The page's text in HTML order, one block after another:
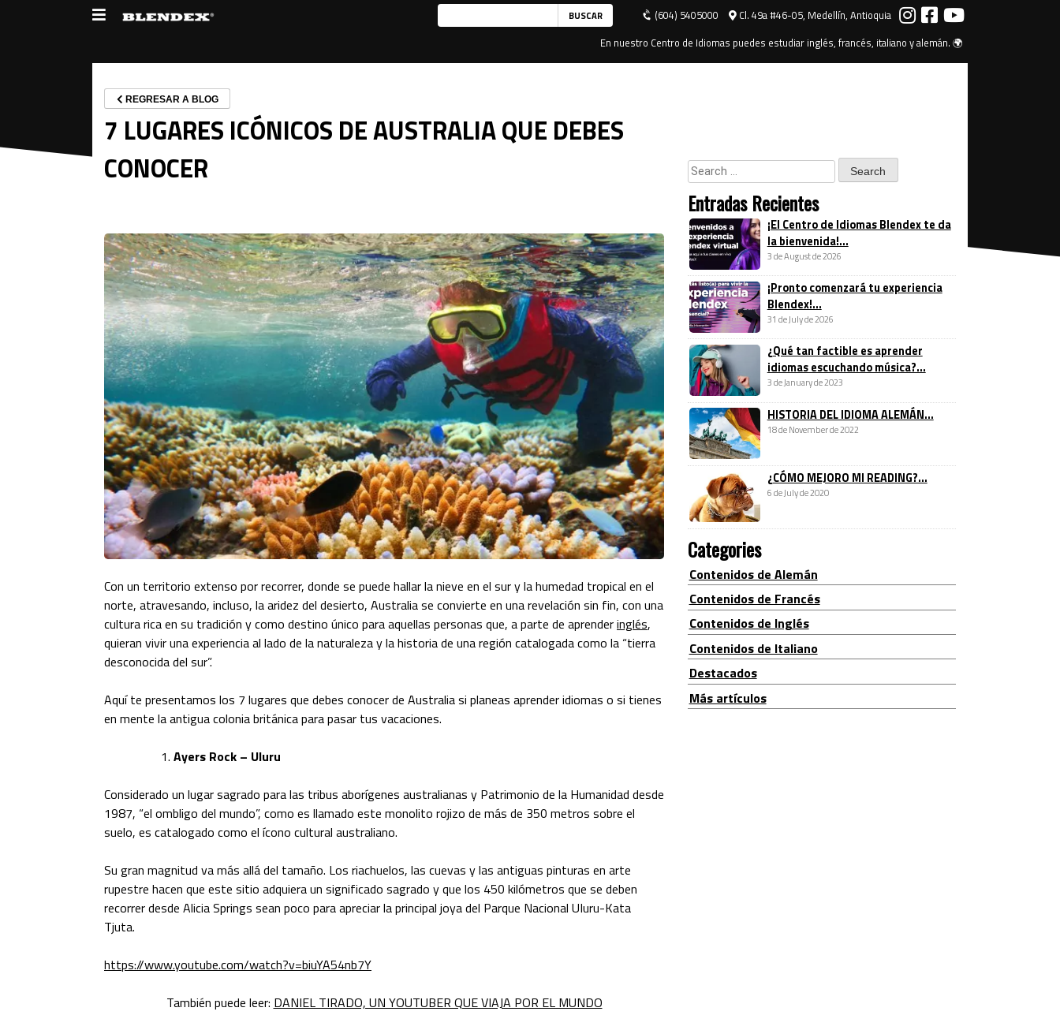
(604) 5405000
Cl. 49a #46-05, Medellín, Antioquia
En nuestro Centro de Idiomas puedes estudiar inglés, francés, italiano y alemán. 🌍
REGRESAR A BLOG
7 LUGARES ICÓNICOS DE AUSTRALIA QUE DEBES
CONOCER
Con un territorio extenso por recorrer, donde se puede hallar la nieve en el sur y la humedad tropical en el
norte, atravesando, incluso, la aridez del desierto, Australia se convierte en una revelación sin fin, con una
cultura rica en su tradición y como destino único para aquellas personas que, a parte de aprenderinglés,
quieran vivir una experiencia al lado de la naturaleza y la historia de una región catalogada como la “tierra
desconocida del sur”.
Aquí te presentamos los 7 lugares que debes conocer de Australia si planeas aprender idiomas o si tienes
en mente la antigua colonia británica para pasar tus vacaciones.
Ayers Rock – Uluru
Considerado un lugar sagrado para las tribus aborígenes australianas y Patrimonio de la Humanidad desde
1987, “el ombligo del mundo”, como es llamado este monolito rojizo de más de 350 metros sobre el
suelo, es catalogado como el ícono cultural australiano.
Su gran magnitud va más allá del tamaño. Los riachuelos, las cuevas y las antiguas pinturas en arte
rupestre hacen que este sitio adquiera un significado sagrado y que los 450 kilómetros que se deben
recorrer desde Alicia Springs sean poco para apreciar la principal joya del Parque Nacional UIuru-Kata
Tjuta.
https://www.youtube.com/watch?v=biuYA54nb7Y
También puede leer: DANIEL TIRADO, UN YOUTUBER QUE VIAJA POR EL MUNDO
Entradas Recientes
¡El Centro de Idiomas Blendex te da
la bienvenida!...
3 de August de 2026
¡Pronto comenzará tu experiencia
Blendex!...
31 de July de 2026
¿Qué tan factible es aprender
idiomas escuchando música?...
3 de January de 2023
HISTORIA DEL IDIOMA ALEMÁN...
18 de November de 2022
¿CÓMO MEJORO MI READING?...
6 de July de 2020
Categories
Contenidos de Alemán
Contenidos de Francés
Contenidos de Inglés
Contenidos de Italiano
Destacados
Más artículos